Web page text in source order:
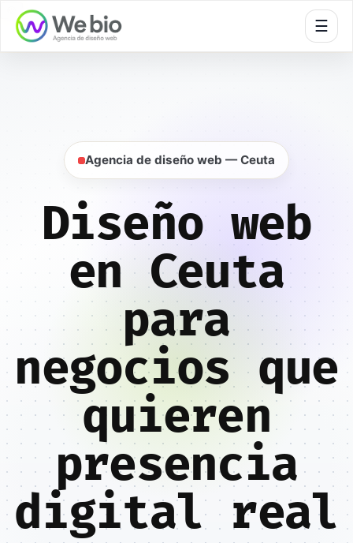
☰
Agencia de diseño web — Ceuta
Diseño web
en Ceuta
para
negocios que
quieren
presencia
digital real